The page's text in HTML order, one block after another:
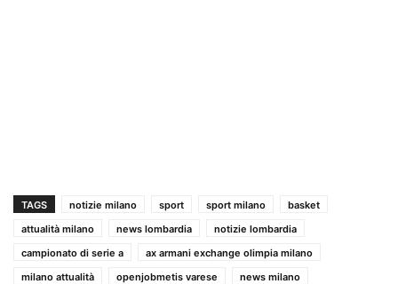
TAGS notizie milano sport sport milano
basket
attualità milano
news lombardia
notizie lombardia
campionato di serie a
ax armani exchange olimpia milano
milano attualità
openjobmetis varese news milano